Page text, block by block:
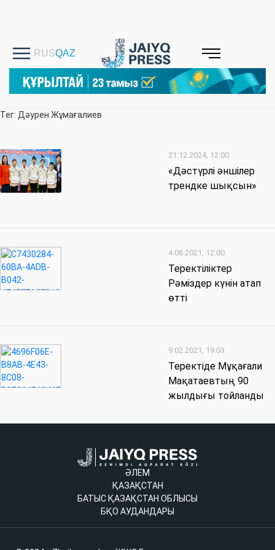
Тег: Дәурен Жұмағалиев
21.12.2024, 12:00
«Дәстүрлі әншілер
трендке шықсын»
4.06.2021, 12:00
Теректіліктер
Рәміздер күнін атап
өтті
9.02.2021, 19:03
Теректіде Мұқағали
Мақатаевтың 90
жылдығы тойланды
ӘЛЕМ
ҚАЗАҚСТАН
БАТЫС ҚАЗАҚСТАН ОБЛЫСЫ
БҚО АУДАНДАРЫ